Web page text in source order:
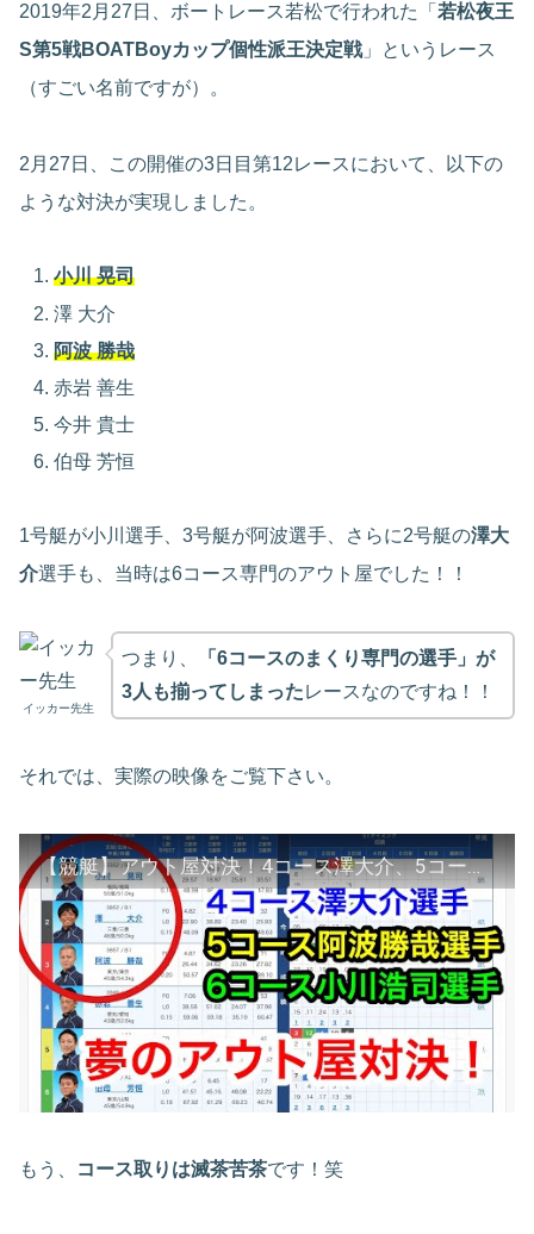
2019年2月27日、ボートレース若松で行われた「 若松夜王
S第5戦BOATBoyカップ個性派王決定戦」というレース
（すごい名前ですが）。
2月27日、この開催の3日目第12レースにおいて、以下の
ような対決が実現しました。
小川 晃司
澤 大介
阿波 勝哉
赤岩 善生
今井 貴士
伯母 芳恒
1号艇が小川選手、3号艇が阿波選手、さらに2号艇の澤大
介選手も、当時は6コース専門のアウト屋でした！！
イッカー先生
つまり、
「6コースのまくり専門の選手」が
3人も揃ってしまったレースなのですね！！
それでは、実際の映像をご覧下さい。
【競艇】アウト屋対決！4コース澤大介、5コース阿波勝哉、6コース小川浩司【ボートレース 】
もう、 コース取りは滅茶苦茶です！笑